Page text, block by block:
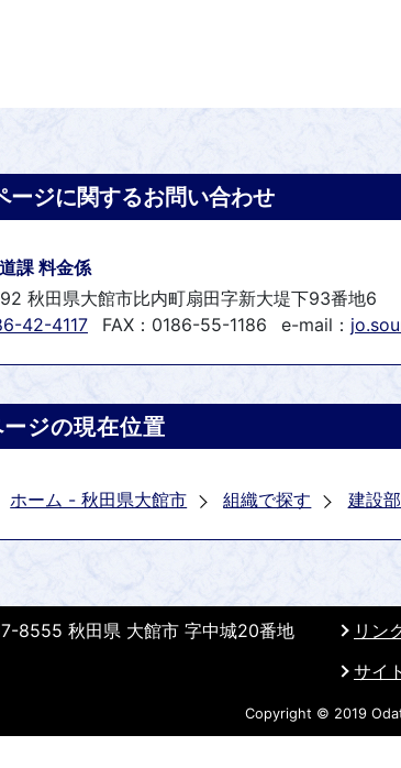
ージに関するお問い合わせ
課 料金係
秋田県大館市比内町扇田字新大堤下93番地6
42-4117 FAX：0186-55-1186 e-mail：
ジの現在位置
ホーム - 秋田県大館市 組織で探す 建設
リン
サイ
秋田県 大館市 字中城20番地
Copyright © 2019